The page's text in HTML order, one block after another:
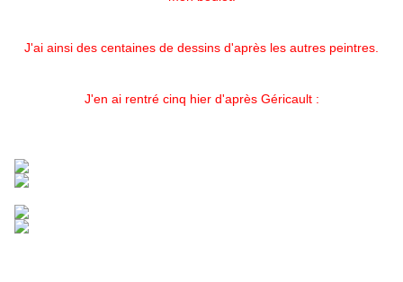
J'ai ainsi des centaines de dessins d'après les autres peintres.
J'en ai rentré cinq hier d'après Géricault :